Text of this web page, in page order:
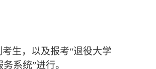
生，以及报考“退役大学
系统”进行。